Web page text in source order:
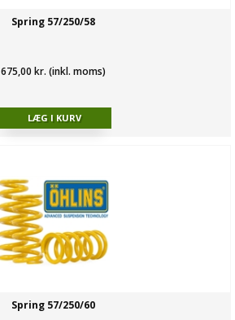
Spring 57/250/58
675,00 kr. (inkl. moms)
Spring 57/250/60